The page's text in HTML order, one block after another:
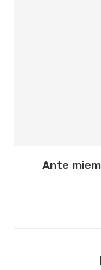
Ante